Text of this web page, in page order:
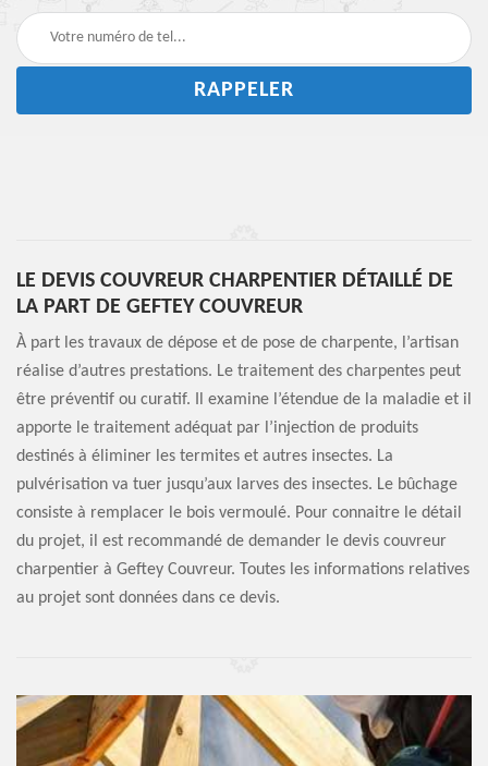
LE DEVIS COUVREUR CHARPENTIER DÉTAILLÉ DE
LA PART DE GEFTEY COUVREUR
À part les travaux de dépose et de pose de charpente, l’artisan
réalise d’autres prestations. Le traitement des charpentes peut
être préventif ou curatif. Il examine l’étendue de la maladie et il
apporte le traitement adéquat par l’injection de produits
destinés à éliminer les termites et autres insectes. La
pulvérisation va tuer jusqu’aux larves des insectes. Le bûchage
consiste à remplacer le bois vermoulé. Pour connaitre le détail
du projet, il est recommandé de demander le devis couvreur
charpentier à Geftey Couvreur. Toutes les informations relatives
au projet sont données dans ce devis.